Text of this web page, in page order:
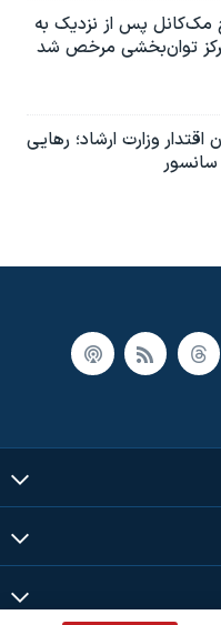
مک‌کانل پس از نزدیک به
توان‌بخشی مرخص شد
اقتدار وزارت ارشاد؛ رهایی
سانسور